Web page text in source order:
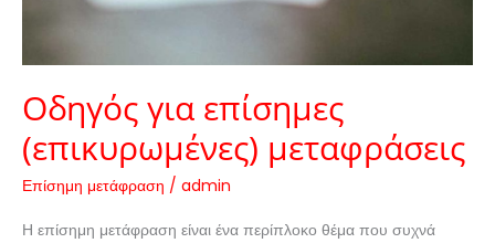
Οδηγός για επίσημες
(επικυρωμένες) μεταφράσεις
Επίσημη μετάφραση / admin
Η επίσημη μετάφραση είναι ένα περίπλοκο θέμα που συχνά